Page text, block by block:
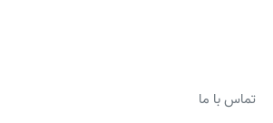
تماس با ما